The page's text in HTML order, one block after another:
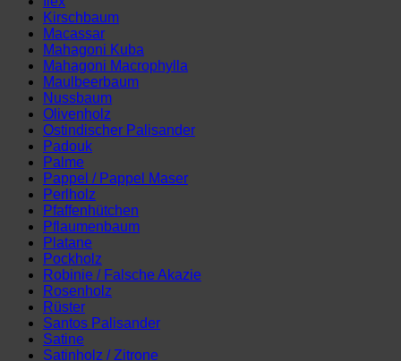
Kirschbaum
Macassar
Mahagoni Kuba
Mahagoni Macrophylla
Maulbeerbaum
Nussbaum
Olivenholz
Ostindischer Palisander
Padouk
Palme
Pappel / Pappel Maser
Perlholz
Pfaffenhütchen
Pflaumenbaum
Platane
Pockholz
Robinie / Falsche Akazie
Rosenholz
Rüster
Santos Palisander
Satine
Satinholz / Zitrone